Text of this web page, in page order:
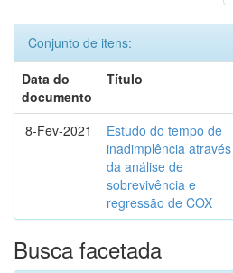
Conjunto de itens:
Data do
documento
Título
8-Fev-2021
Estudo do tempo de
inadimplência através
da análise de
sobrevivência e
regressão de COX
Busca facetada